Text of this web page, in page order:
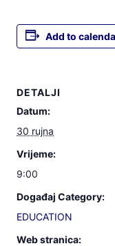
Add to
DETALJI
Datum:
30 rujna
Vrijeme:
9:00
Događaj Category:
EDUCATION
Web stranica: